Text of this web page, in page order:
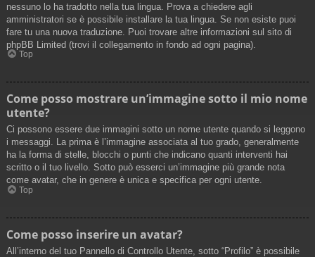
nessuno lo ha tradotto nella tua lingua. Prova a chiedere agli
amministratori se è possibile installare la tua lingua. Se non esiste puoi
fare tu una nuova traduzione. Puoi trovare altre informazioni sul sito di
phpBB Limited (trovi il collegamento in fondo ad ogni pagina).
Top
Come posso mostrare un’immagine sotto il mio nome
utente?
Ci possono essere due immagini sotto un nome utente quando si leggono
i messaggi. La prima è l’immagine associata al tuo grado, generalmente
ha la forma di stelle, blocchi o punti che indicano quanti interventi hai
scritto o il tuo livello. Sotto può esserci un’immagine più grande nota
come avatar, che in genere è unica e specifica per ogni utente.
Top
Come posso inserire un avatar?
All’interno del tuo Pannello di Controllo Utente, sotto “Profilo” è possibile